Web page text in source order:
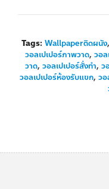
Tags: Wallpaperติดผนัง,
วอลเปเปอร์ภาพวาด, วอล
วาด, วอลเปเปอร์สั่งทำ, ว
วอลเปเปอร์ห้องรับแขก, วอ